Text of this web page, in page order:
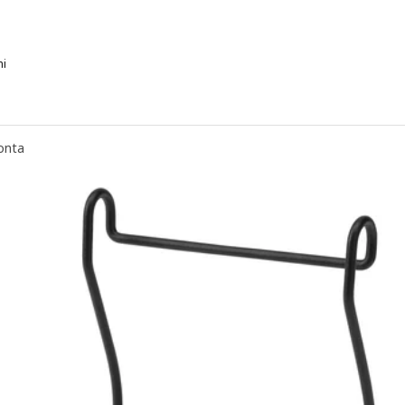
Contenitore, nero/rete, 14x16 cm
Contenitore, bianco/color ottone lucido, 14x16 cm